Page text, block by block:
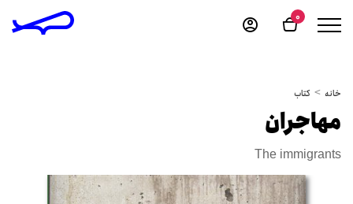
0
خانه کتاب
مهاجران
The immigrants